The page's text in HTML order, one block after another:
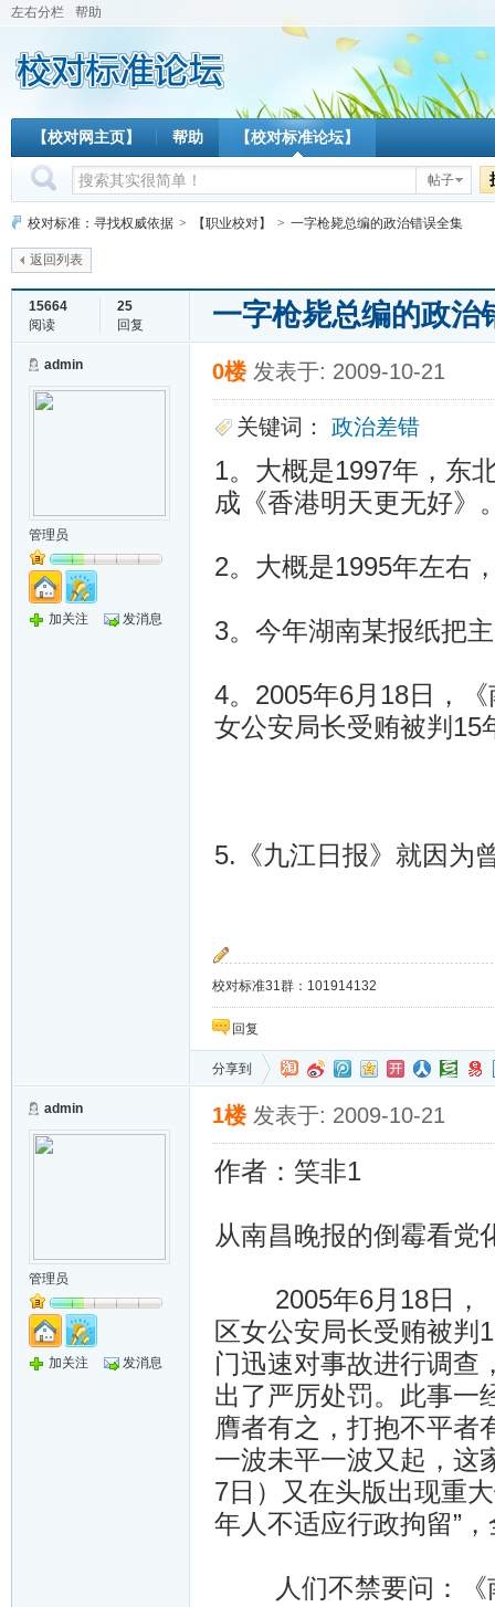
左右分栏 帮助
【校对网主页】 帮助 【校对标准论坛】
帖子
校对标准：寻找权威依据 > 【职业校对】 > 一字枪毙总编的政治错误全集
返回列表
15664
阅读
25
回复
一字枪毙总编的政
admin
管理员
加关注 发消息
0楼 发表于: 2009-10-21
关键词： 政治差错
1。大概是1997年，东
成《香港明天更无好》
2。大概是1995年左右
3。今年湖南某报纸把
4。2005年6月18日，
女公安局长受贿被判15
5.《九江日报》就因为
校对标准31群：101914132
回复
分享到
admin
管理员
加关注 发消息
1楼 发表于: 2009-10-21
作者：笑非1
从南昌晚报的倒霉看党
2005年6月18日，《
区女公安局长受贿被判
门迅速对事故进行调查
出了严厉处罚。此事
膺者有之，打抱不平者
一波未平一波又起，这
7日）又在头版出现重
年人不适应行政拘留”
人们不禁要问：《